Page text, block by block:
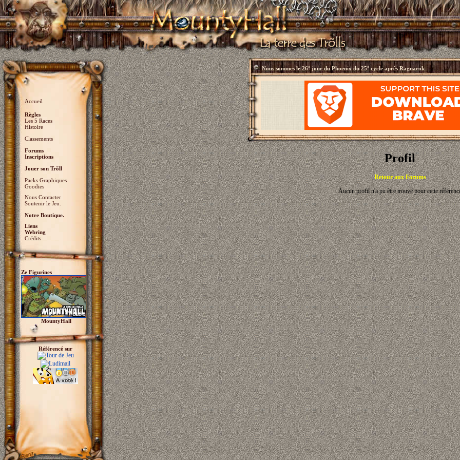
Accueil
Règles
Les 5 Races
Histoire
Classements
Forums
Inscriptions
Jouer son Trõll
Packs Graphiques
Goodies
Nous Contacter
Soutenir le Jeu.
Notre Boutique.
Liens
Webring
Crédits
Ze Figurines
MountyHall
Référencé sur
Nous sommes le26° jour du Phoenix du 25° cycle après Ragnarok
Profil
Retour aux Forums
Aucun profil n'a pu être trouvé pour cette